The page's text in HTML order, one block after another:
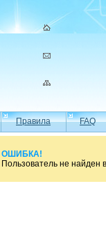
Правила FAQ
ОШИБКА!
Пользователь не найден